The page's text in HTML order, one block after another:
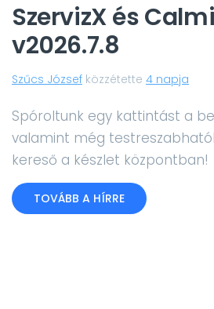
SzervizX és
v2026.7.8
Szűcs József közzétette 4 napja
Spóroltunk egy kattintást a
valamint még
kereső a készlet központban!
TOVÁBB A HÍRRE